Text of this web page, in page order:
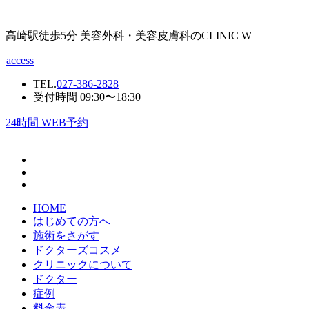
高崎駅徒歩5分 美容外科・美容皮膚科のCLINIC W
access
TEL.027-386-2828
受付時間 09:30〜18:30
24時間 WEB予約
HOME
はじめての方へ
施術をさがす
ドクターズコスメ
クリニックについて
ドクター
症例